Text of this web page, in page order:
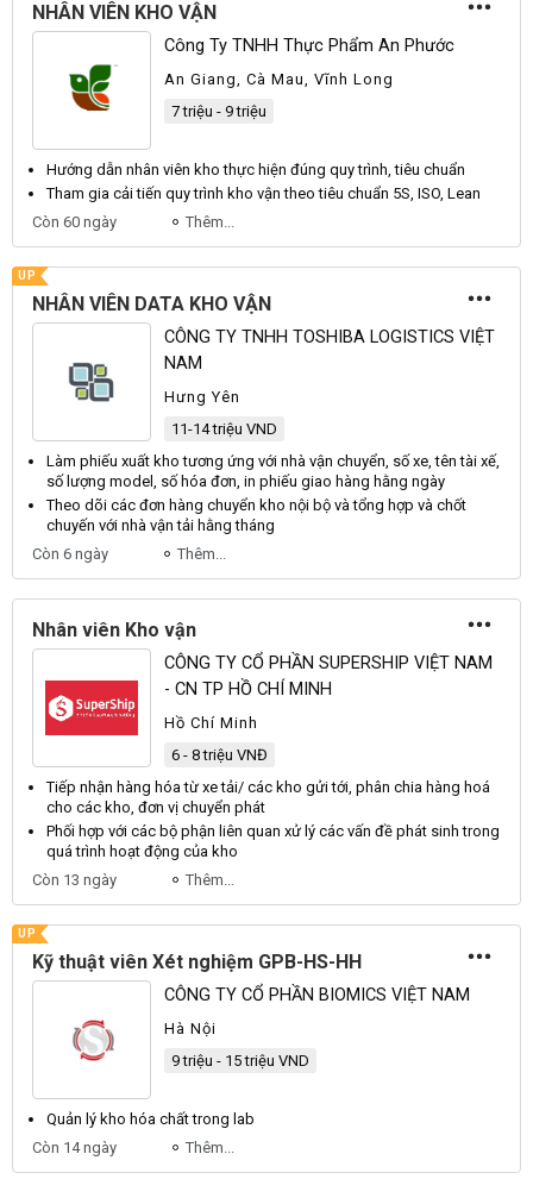
NHÂN VIÊN KHO VẬN
Công Ty TNHH Thực Phẩm An Phước
An Giang, Cà Mau, Vĩnh Long
7 triệu - 9 triệu
Hướng dẫn nhân viên kho thực hiện đúng quy trình, tiêu chuẩn
Tham gia cải tiến quy trình kho vận theo tiêu chuẩn 5S, ISO, Lean
Còn 60 ngày
Thêm...
UP
NHÂN VIÊN DATA KHO VẬN
CÔNG TY TNHH TOSHIBA LOGISTICS VIỆT
NAM
Hưng Yên
11-14 triệu VND
Làm phiếu xuất kho tương ứng với nhà vận chuyển, số xe, tên tài xế,
số lượng model, số hóa đơn, in phiếu giao hàng hằng ngày
Theo dõi các đơn hàng chuyển kho nội bộ và tổng hợp và chốt
chuyến với nhà vận tải hằng tháng
Còn 6 ngày
Thêm...
Nhân viên Kho vận
CÔNG TY CỔ PHẦN SUPERSHIP VIỆT NAM
- CN TP HỒ CHÍ MINH
Hồ Chí Minh
6 - 8 triệu VNĐ
Tiếp nhận hàng hóa từ xe tải/ các kho gửi tới, phân chia hàng hoá
cho các kho, đơn vị chuyển phát
Phối hợp với các bộ phận liên quan xử lý các vấn đề phát sinh trong
quá trình hoạt động của kho
Còn 13 ngày
Thêm...
UP
Kỹ thuật viên Xét nghiệm GPB-HS-HH
CÔNG TY CỔ PHẦN BIOMICS VIỆT NAM
Hà Nội
9 triệu - 15 triệu VND
Quản lý kho hóa chất trong lab
Còn 14 ngày
Thêm...